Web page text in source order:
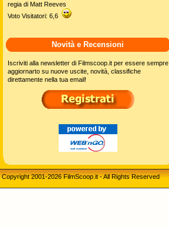
regia di Matt Reeves
Voto Visitatori: 6,6
Novità e Recensioni
Iscriviti alla newsletter di Filmscoop.it per essere sempre
aggiornarto su nuove uscite, novità, classifiche
direttamente nella tua email!
Copyright 2001-2026 FilmScoop.it - All Rights Reserved